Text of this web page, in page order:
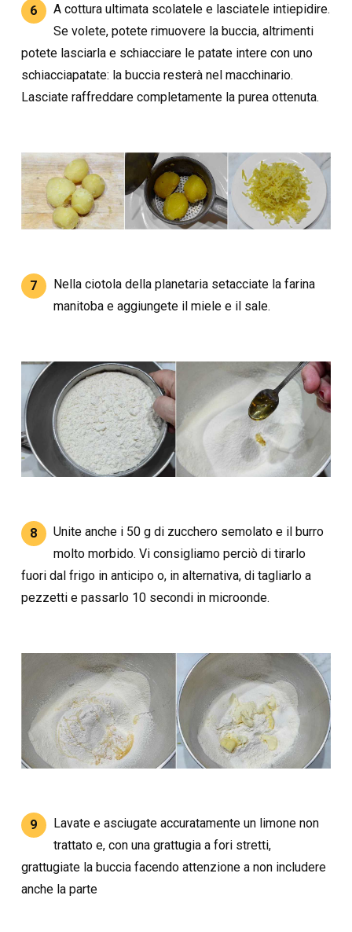
6
A cottura ultimata scolatele e lasciatele intiepidire.
Se volete, potete rimuovere la buccia, altrimenti
potete lasciarla e schiacciare le patate intere con uno
schiacciapatate: la buccia resterà nel macchinario.
Lasciate raffreddare completamente la purea ottenuta.
7
Nella ciotola della planetaria setacciate la farina
manitoba e aggiungete il miele e il sale.
8
Unite anche i 50 g di zucchero semolato e il burro
molto morbido. Vi consigliamo perciò di tirarlo
fuori dal frigo in anticipo o, in alternativa, di tagliarlo a
pezzetti e passarlo 10 secondi in microonde.
9
Lavate e asciugate accuratamente un limone non
trattato e, con una grattugia a fori stretti,
grattugiate la buccia facendo attenzione a non includere
anche la parte